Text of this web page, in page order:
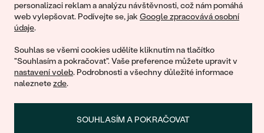
personalizaci reklam a analýzu návštěvnosti, což nám pomáhá
web vylepšovat. Podívejte se, jak Google zpracovává osobní
údaje.
Souhlas se všemi cookies udělíte kliknutím na tlačítko
"Souhlasím a pokračovat". Vaše preference můžete upravit v
nastavení voleb. Podrobnosti a všechny důležité informace
naleznetezde.
SOUHLASÍM A POKRAČOVAT
© 2011 - 2026, Eppi.cz